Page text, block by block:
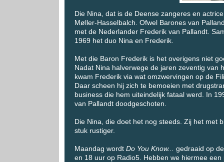
Die Nina, dat is de Deense zangeres en
Møller-Hasselbalch. Ofwel Barones van
met de Nederlander Frederik van Pallandt.
1969 het duo Nina en Frederik.
Met die Baron Frederik is het overigens niet
Nadat Nina halverwege de jaren zeventig van
kwam Frederik via wat omzwervingen op de
Daar scheen hij zich te bemoeien met
business die hem uiteindelijk fataal werd. In
van Pallandt doodgeschoten.
Die Nina, die doet het nog steeds. Zij het met
stuk rustiger.
Maandag wordt Do You Know...
gedraaid op
en 18 uur op Radio5. Hebben we hiermee een